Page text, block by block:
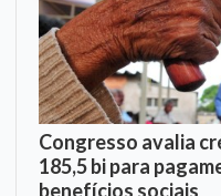
Congresso avalia
185,5 bi para
benefícios sociais